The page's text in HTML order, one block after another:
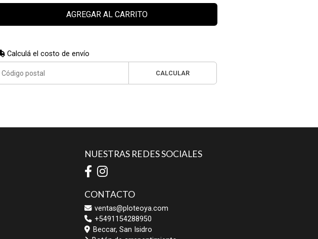
AGREGAR AL CARRITO
Calculá el costo de envío
CALCULAR
NUESTRAS REDES SOCIALES
CONTACTO
ventas@ploteoya.com
+5491154288950
Beccar, San Isidro